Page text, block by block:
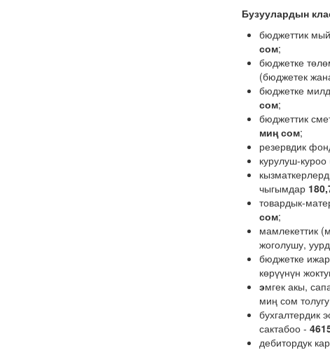
Бузуулардын
бюджеттик
сом;
бюджетке
(бюджетек
бюджетке
сом;
бюджеттик
миң сом;
резервдик
курулуш-
чыгымдар
товардык-
сом;
мамлекеттик
жоголушу,
бюджетке
көрүүнүн
эмгек акы,
миң сом
бухгалтердик
сактабоо -
дебитордук